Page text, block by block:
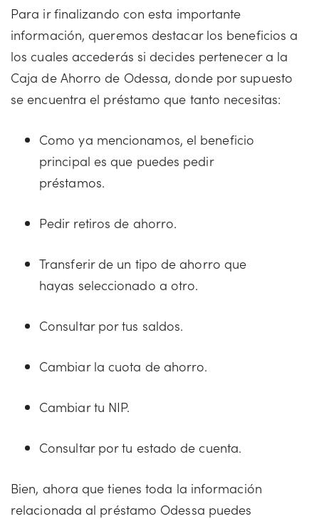
Para ir finalizando con esta importante
información, queremos destacar los beneficios a
los cuales accederás si decides pertenecer a la
Caja de Ahorro de Odessa, donde por supuesto
se encuentra el préstamo que tanto necesitas:
Como ya mencionamos, el beneficio
principal es que puedes pedir
préstamos.
Pedir retiros de ahorro.
Transferir de un tipo de ahorro que
hayas seleccionado a otro.
Consultar por tus saldos.
Cambiar la cuota de ahorro.
Cambiar tu NIP.
Consultar por tu estado de cuenta.
Bien, ahora que tienes toda la información
relacionada al préstamo Odessa puedes